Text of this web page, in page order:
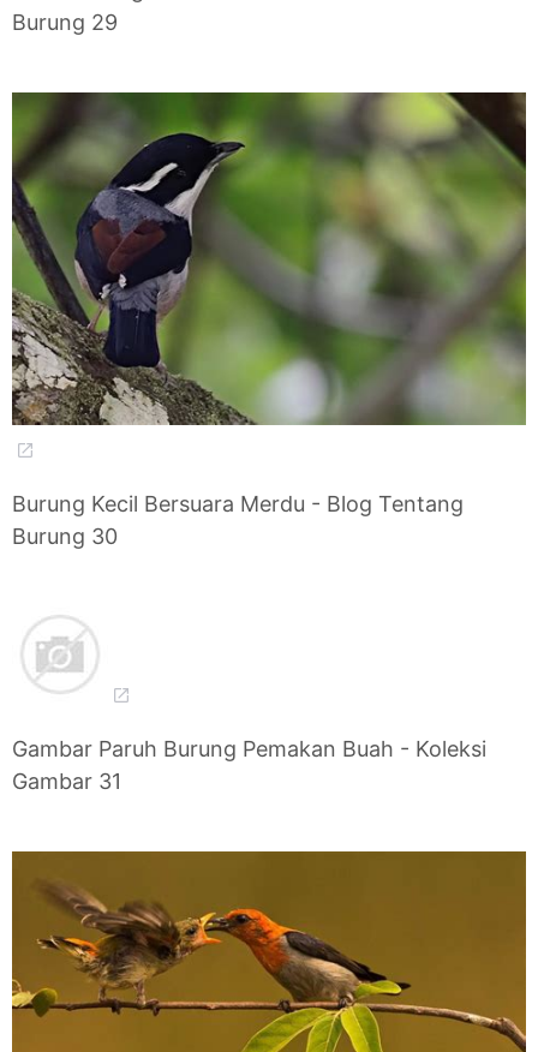
Burung 29
Burung Kecil Bersuara Merdu - Blog Tentang
Burung 30
Gambar Paruh Burung Pemakan Buah - Koleksi
Gambar 31